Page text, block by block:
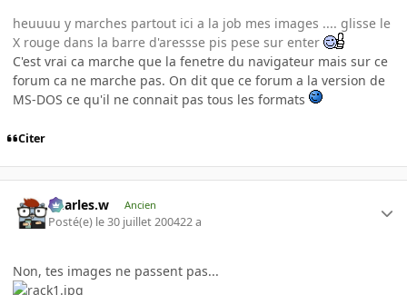
heuuuu y marches partout ici a la job mes images .... glisse le
X rouge dans la barre d'aressse pis pese sur enter
C'est vrai ca marche que la fenetre du navigateur mais sur ce
forum ca ne marche pas. On dit que ce forum a la version de
MS-DOS ce qu'il ne connait pas tous les formats
Citer
Charles.w Ancien
Posté(e) le 30 juillet 200422 a
Non, tes images ne passent pas...